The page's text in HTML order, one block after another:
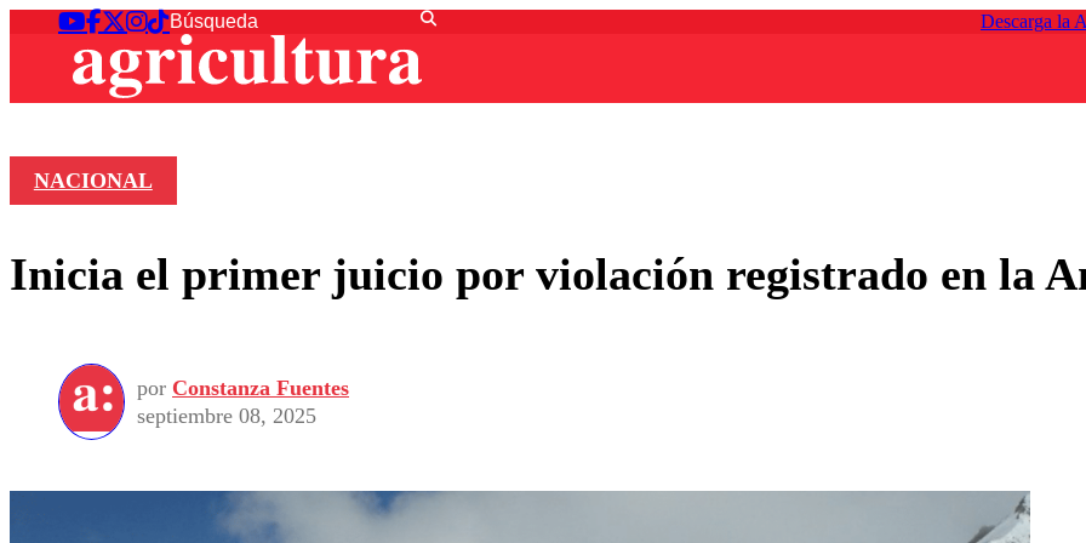
Descarga la
NACIONAL
Inicia el primer juicio por violación registrado en la
por Constanza Fuentes
septiembre 08, 2025